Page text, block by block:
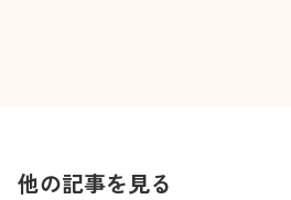
他の記事を見る